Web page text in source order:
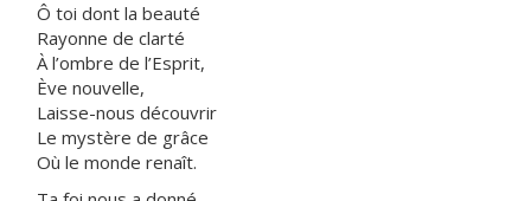
Ô toi dont la beauté
Rayonne de clarté
À l’ombre de l’Esprit,
Ève nouvelle,
Laisse-nous découvrir
Le mystère de grâce
Où le monde renaît.